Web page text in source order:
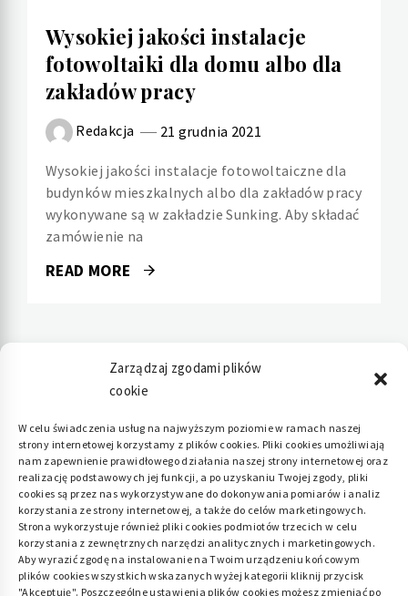
Zarządzaj zgodami plików
cookie
W celu świadczenia usług na najwyższym poziomie w ramach naszej
strony internetowej korzystamy z plików cookies. Pliki cookies umożliwiają
nam zapewnienie prawidłowego działania naszej strony internetowej oraz
realizację podstawowych jej funkcji, a po uzyskaniu Twojej zgody, pliki
cookies są przez nas wykorzystywane do dokonywania pomiarów i analiz
korzystania ze strony internetowej, a także do celów marketingowych.
Strona wykorzystuje również pliki cookies podmiotów trzecich w celu
korzystania z zewnętrznych narzędzi analitycznych i marketingowych.
Aby wyrazić zgodę na instalowanie na Twoim urządzeniu końcowym
plików cookies wszystkich wskazanych wyżej kategorii kliknij przycisk
"Akceptuję". Poszczególne ustawienia plików cookies możesz zmieniać po
Wysokiej jakości instalacje
fotowoltaiki dla domu albo dla
zakładów pracy
Redakcja 21 grudnia 2021
Wysokiej jakości instalacje fotowoltaiczne dla
budynków mieszkalnych albo dla zakładów pracy
wykonywane są w zakładzie Sunking. Aby składać
zamówienie na
READ MORE
Polityka plików cookies (EU)|Polityka
prywatności